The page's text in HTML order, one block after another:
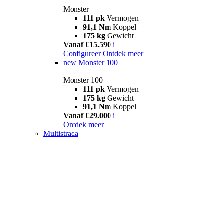
Monster +
111 pk Vermogen
91,1 Nm Koppel
175 kg Gewicht
Vanaf €15.590 i
Configureer Ontdek meer
new Monster 100
Monster 100
111 pk Vermogen
175 kg Gewicht
91,1 Nm Koppel
Vanaf €29.000 i
Ontdek meer
Multistrada